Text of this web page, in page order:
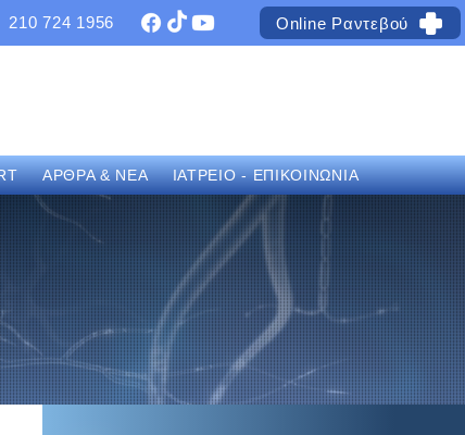
210 724 1956 Online Ραντεβού
ΑΡΘΡΑ & ΝΕΑ ΙΑΤΡΕΙΟ - ΕΠΙΚΟΙΝΩΝΙΑ